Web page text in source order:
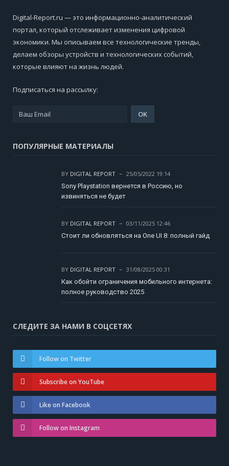
Digital-Report.ru — это информационно-аналитический
портал, который отслеживает изменения цифровой
экономики. Мы описываем все технологические тренды,
делаем обзоры устройств и технологических событий,
которые влияют на жизнь людей.
Подписаться на рассылку:
ПОПУЛЯРНЫЕ МАТЕРИАЛЫ
BY DIGITAL REPORT
25/05/2022 19:14
Sony Playstation вернется в Россию, но
извиняться не будет
BY DIGITAL REPORT
03/11/2025 12:46
Стоит ли обновляться на One UI 8: полный гайд
BY DIGITAL REPORT
31/08/2025 00:31
Как обойти ограничения мобильного интернета:
полное руководство 2025
СЛЕДИТЕ ЗА НАМИ В СОЦСЕТЯХ
Follow on Twitter
Subscribe on YouTube
Like on Facebook
Follow on Instagram